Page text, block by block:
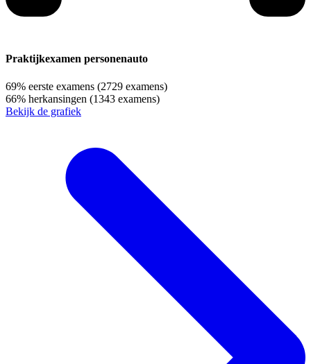
Praktijkexamen personenauto
69% eerste examens (2729 examens)
66% herkansingen (1343 examens)
Bekijk de grafiek